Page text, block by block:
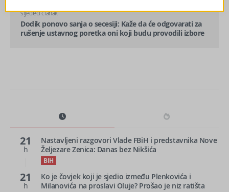
sljedeći članak
Dodik ponovo sanja o secesiji: Kaže da će odgovarati za
rušenje ustavnog poretka oni koji budu provodili izbore
21
h
Nastavljeni razgovori Vlade FBiH i predstavnika Nove
Željezare Zenica: Danas bez Nikšića
BIH
21
h
Ko je čovjek koji je sjedio između Plenkovića i
Milanovića na proslavi Oluje? Prošao je niz ratišta